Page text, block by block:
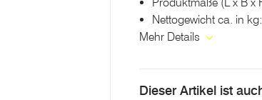
Nettogewicht ca. in
Mehr Details
Dieser Artikel ist